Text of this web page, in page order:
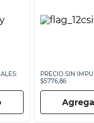
PRECIO SIN
$5776,86